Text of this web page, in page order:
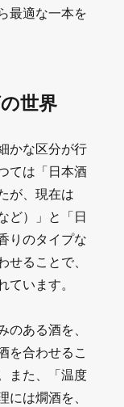
最適な一本を
世界
かな区分が行
ては「日本酒
が、現在は
ど）」と「日
りのタイプな
せることで、
ています。
ある酒を、
を合わせるこ
また、「温度
は燗酒を、